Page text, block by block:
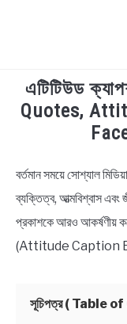
TECHNOLOGY
HEALTH &
BIOGRAPHY
EDUCATIONAL
QUOTES &
এটিটিউড
Quotes,
in
Bengali
Status
বর্তমান সময়ে সোশ্যাল
ব্যক্তিত্ব, আত্মবিশ্বাস
প্রকাশকে আরও আকর্ষণীয়
(Attitude Caption
সূচিপত্র ( Table